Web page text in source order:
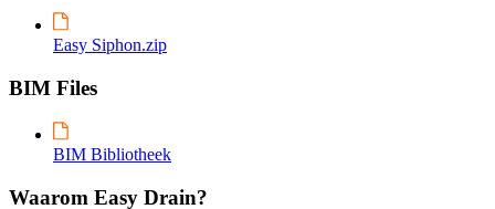
Easy Siphon.zip
BIM Files
BIM Bibliotheek
Waarom Easy Drain?